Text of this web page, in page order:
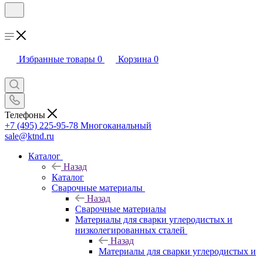
Избранные товары 0 Корзина 0
Телефоны
+7 (495) 225-95-78 Многоканальный
sale@ktnd.ru
Каталог
Назад
Каталог
Сварочные материалы
Назад
Сварочные материалы
Материалы для сварки углеродистых и
низколегированных сталей
Назад
Материалы для сварки углеродистых и